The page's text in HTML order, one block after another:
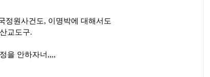
정원사건도, 이명박에 대해서도
교도구.
을 안하자너,,,,